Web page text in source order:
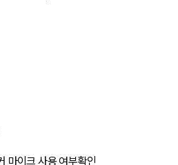
마이크 사용 여부확인